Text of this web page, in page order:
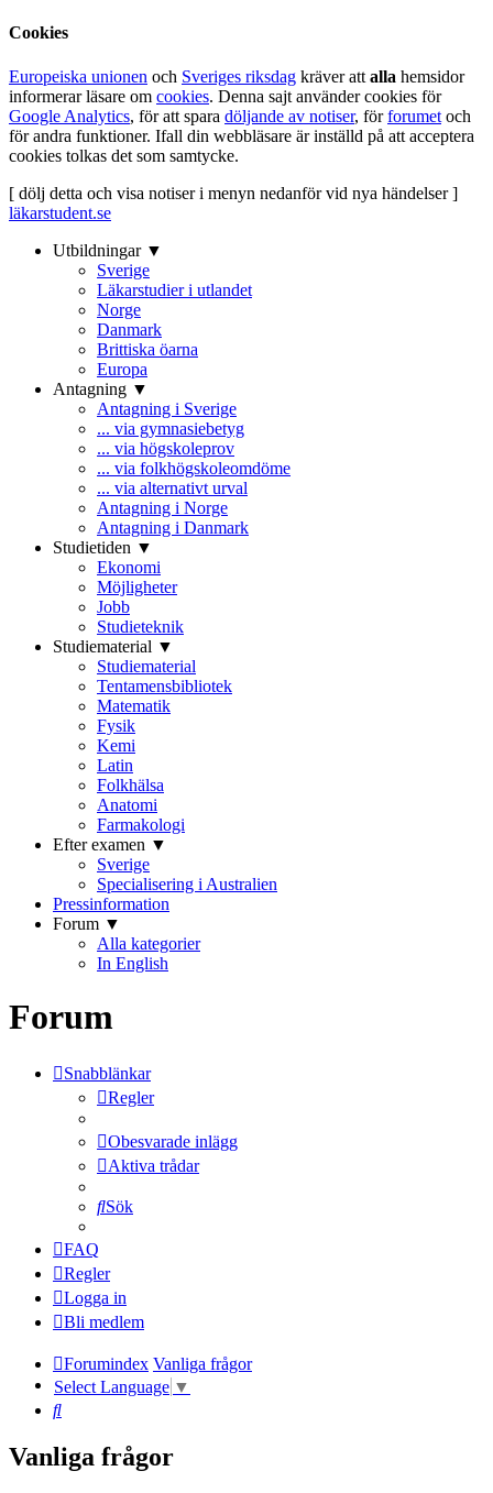
Cookies
Europeiska unionen och Sveriges riksdag kräver att alla hemsidor
informerar läsare om cookies. Denna sajt använder cookies för
Google Analytics, för att spara döljande av notiser, förforumet och
för andra funktioner. Ifall din webbläsare är inställd på att acceptera
cookies tolkas det som samtycke.
[ dölj detta och visa notiser i menyn nedanför vid nya händelser ]
läkarstudent.se
Utbildningar ▼
Sverige
Läkarstudier i utlandet
Norge
Danmark
Brittiska öarna
Europa
Antagning ▼
Antagning i Sverige
... via gymnasiebetyg
... via högskoleprov
... via folkhögskoleomdöme
... via alternativt urval
Antagning i Norge
Antagning i Danmark
Studietiden ▼
Ekonomi
Möjligheter
Jobb
Studieteknik
Studiematerial ▼
Studiematerial
Tentamensbibliotek
Matematik
Fysik
Kemi
Latin
Folkhälsa
Anatomi
Farmakologi
Efter examen ▼
Sverige
Specialisering i Australien
Pressinformation
Forum ▼
Alla kategorier
In English
Forum
Snabblänkar
Regler
Obesvarade inlägg
Aktiva trådar
Sök
FAQ
Regler
Logga in
Bli medlem
Forumindex Vanliga frågor
Select Language ▼
Sök
Vanliga frågor